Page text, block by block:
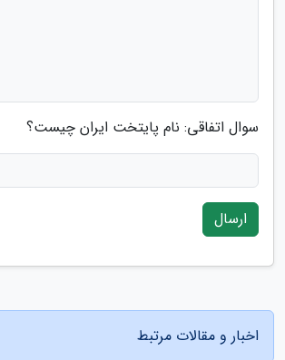
سوال اتفاقی: نام پایتخت ایران چیست؟
ارسال
اخبار و مقالات مرتبط